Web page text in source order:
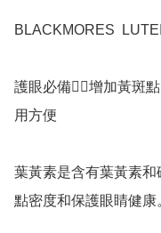
BLACKMORES
護眼必備👍🏻增加黃斑
用方便
葉黃素是含有葉黃素
點密度和保護眼睛健康